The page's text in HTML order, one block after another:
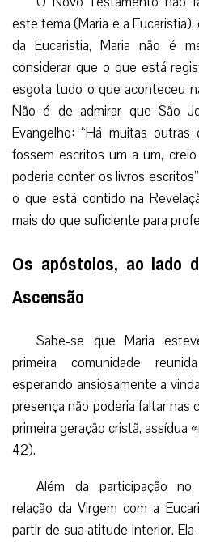
este tema (Maria e a
da Eucaristia, Maria não é
considerar que o que está
esgota tudo o que aconteceu
Não é de admirar que São
Evangelho: “Há muitas
fossem escritos um a um,
poderia conter os livros
o que está contido na
mais do que suficiente para
Os apóstolos, ao lado
Ascensão
Sabe-se que Maria
primeira comunidade
esperando ansiosamente a
presença não poderia faltar nas
primeira geração cristã, assídua
42).
Além da participação no
relação da Virgem com a
partir de sua atitude interior. Ela